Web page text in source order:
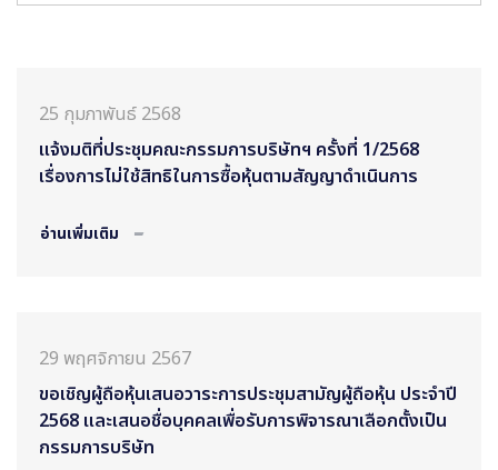
25 กุมภาพันธ์ 2568
แจ้งมติที่ประชุมคณะกรรมการบริษัทฯ ครั้งที่ 1/2568
เรื่องการไม่ใช้สิทธิในการซื้อหุ้นตามสัญญาดำเนินการ
อ่านเพิ่มเติม
29 พฤศจิกายน 2567
ขอเชิญผู้ถือหุ้นเสนอวาระการประชุมสามัญผู้ถือหุ้น ประจำปี
2568 และเสนอชื่อบุคคลเพื่อรับการพิจารณาเลือกตั้งเป็น
กรรมการบริษัท